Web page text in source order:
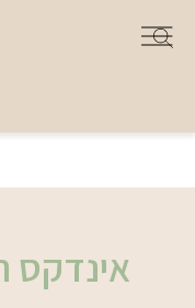
אינדקס